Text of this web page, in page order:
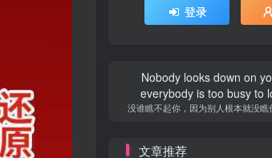
登录
Nobody looks down on
everybody is too busy to
没谁瞧不起你，因为别人根本就没瞧
文章推荐